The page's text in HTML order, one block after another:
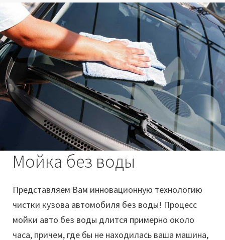
Мойка без воды
Представляем Вам инновационную технологию
чистки кузова автомобиля без воды! Процесс
мойки авто без воды длится примерно около
часа, причем, где бы не находилась ваша машина,